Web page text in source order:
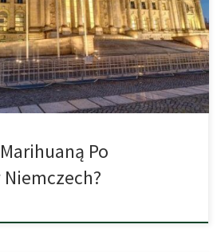
W ten sposób władzę zyskują
początku konsekwentnie prezentują się
legalizacji konopi indyjskich i już
Po